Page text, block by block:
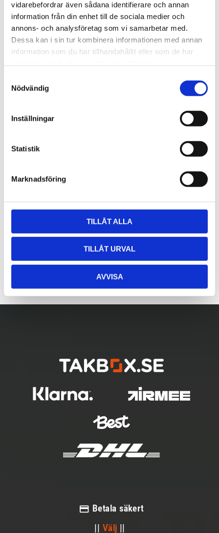
vidarebefordrar även sådana identifierare och annan
information från din enhet till de sociala medier och
annons- och analysföretag som vi samarbetar med.
Dessa kan i sin tur kombinera informationen med annan
information som du har tillhandahållit eller som de har
Nödvändig
Inställningar
Statistik
Marknadsföring
TILLÅT ALLA
TILLÅT URVAL
AVVISA
Lättmonterad
takräcken, för fordon utan
befintliga fästpunkter för
fabriksmonterade räcken.
1 795 kr
kr
Lättmonterad
Edge-takräcken, för
fordon utan befintliga
eller fabriksmonterade
räcken.
2 525kr
2 635
Betala säkert
|| Välj ||